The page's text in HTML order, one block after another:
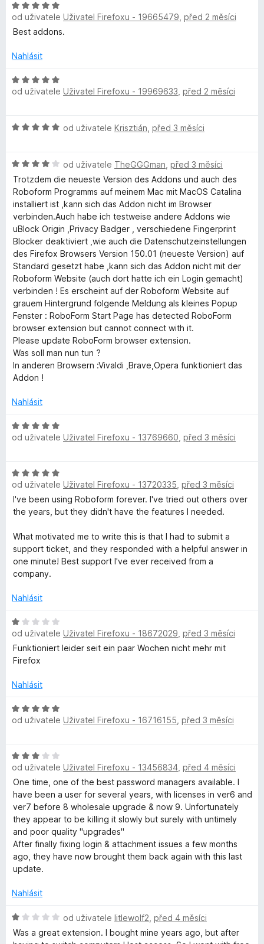
d
M
a
n
a
g
e
r
5
n
í
:
z
o
c
e
í
5
z
H
o
d
o
e
n
5
od uživatele Uživatel Firefoxu - 19665479 před 2 měsíci
Best addons.
Nahlásit
H
o
o
n
:
5
z
5
od uživatele Uživatel Firefoxu - 19969633 před 2 měsíci
H
n
o
c
e
n
:
5
z
5
od uživatele Krisztián před 3 měsíci
H
o
d
n
o
c
e
n
:
4
z
5
od uživatele TheGGGman před 3 měsíci
Trotzdem die neueste Version des Addons und auch des
Roboform Programms auf meinem Mac mit MacOS Catalina
installiert ist ,kann sich das Addon nicht im Browser
verbinden.Auch habe ich testweise andere Addons wie
uBlock Origin ,Privacy Badger , verschiedene Fingerprint
Blocker deaktiviert ,wie auch die Datenschutzeinstellungen
des Firefox Browsers Version 150.01 (neueste Version) auf
Standard gesetzt habe ,kann sich das Addon nicht mit der
Roboform Website (auch dort hatte ich ein Login gemacht)
verbinden ! Es erscheint auf der Roboform Website auf
grauem Hintergrund folgende Meldung als kleines Popup
Fenster : RoboForm Start Page has detected RoboForm
browser extension but cannot connect with it.
Please update RoboForm browser extension.
Was soll man nun tun ?
In anderen Browsern :Vivaldi ,Brave,Opera funktioniert das
Addon !
Nahlásit
H
o
o
c
e
n
:
5
z
5
od uživatele Uživatel Firefoxu - 13769660 před 3 měsíci
H
o
d
n
c
e
n
5
5
od uživatele Uživatel Firefoxu - 13720335 před 3 měsíci
I've been using Roboform forever. I've tried out others over
the years, but they didn't have the features I needed.
What motivated me to write this is that I had to submit a
support ticket, and they responded with a helpful answer in
one minute! Best support I've ever received from a
company.
Nahlásit
H
o
d
n
c
n
í
z
5
od uživatele Uživatel Firefoxu - 18672029 před 3 měsíci
Funktioniert leider seit ein paar Wochen nicht mehr mit
Firefox
Nahlásit
H
o
o
c
e
n
:
5
z
5
od uživatele Uživatel Firefoxu - 16716155 před 3 měsíci
H
o
d
n
o
c
e
n
:
z
od uživatele Uživatel Firefoxu - 13456834 před 4 měsíci
One time, one of the best password managers available. I
have been a user for several years, with licenses in ver6 and
ver7 before 8 wholesale upgrade & now 9. Unfortunately
they appear to be killing it slowly but surely with untimely
and poor quality "upgrades"
After finally fixing login & attachment issues a few months
ago, they have now brought them back again with this last
update.
Nahlásit
H
o
d
od uživatele litlewolf2 před 4 měsíci
Was a great extension. I bought mine years ago, but after